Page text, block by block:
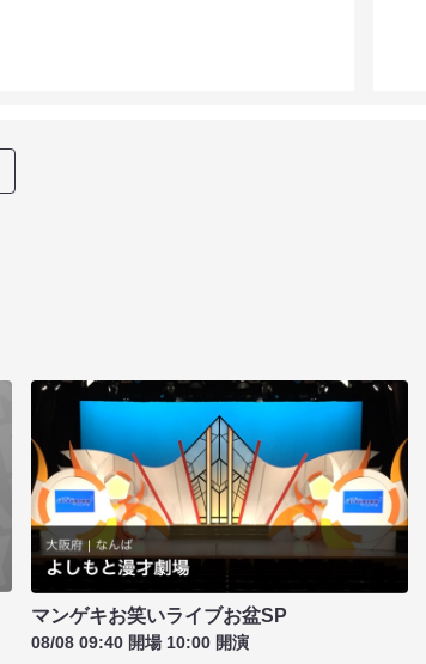
マンゲキお笑いライブお盆SP
08/08 09:40 開場 10:00 開演